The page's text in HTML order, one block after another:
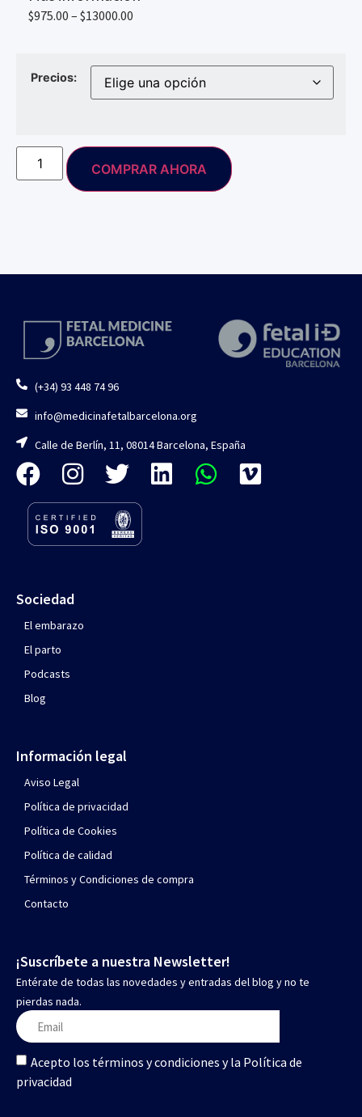
$975.00 – $13000.00
Precios:
COMPRAR AHORA
(+34) 93 448 74 96
info@medicinafetalbarcelona.org
Calle de Berlín, 11, 08014 Barcelona, España
Sociedad
El embarazo
El parto
Podcasts
Blog
Información legal
Aviso Legal
Política de privacidad
Política de Cookies
Política de calidad
Términos y Condiciones de compra
Contacto
¡Suscríbete a nuestra Newsletter!
Entérate de todas las novedades y entradas del blog y no te
pierdas nada.
Acepto los términos y condiciones y la Política de
privacidad